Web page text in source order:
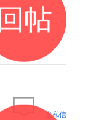
发私信
回帖